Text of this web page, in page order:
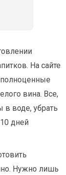
На сайте
полноценные
вина. Все,
в воде, убрать
дней
Нужно лишь